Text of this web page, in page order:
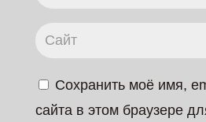
Сохранить моё имя,
сайта в этом браузере